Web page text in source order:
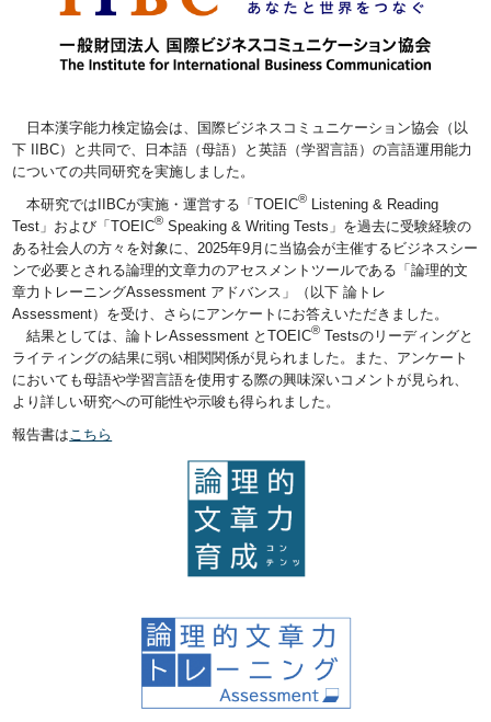
日本漢字能力検定協会は、国際ビジネスコミュニケーション協会（以
下 IIBC）と共同で、日本語（母語）と英語（学習言語）の言語運用能力
についての共同研究を実施しました。
本研究ではIIBCが実施・運営する「TOEIC® Listening & Reading
Test」および「TOEIC® Speaking & Writing Tests」を過去に受験経験の
ある社会人の方々を対象に、2025年9月に当協会が主催するビジネスシー
ンで必要とされる論理的文章力のアセスメントツールである「論理的文
章力トレーニングAssessment アドバンス」（以下 論トレ
Assessment）を受け、さらにアンケートにお答えいただきました。
結果としては、論トレAssessment とTOEIC® Testsのリーディングと
ライティングの結果に弱い相関関係が見られました。また、アンケート
においても母語や学習言語を使用する際の興味深いコメントが見られ、
より詳しい研究への可能性や示唆も得られました。
報告書は こちら